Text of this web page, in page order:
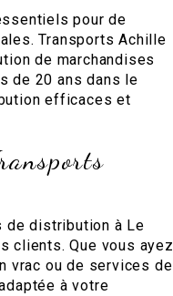
pour de
Transports Achille
de marchandises
de 20 ans dans le
efficaces et
de distribution à Le
clients. Que vous ayez
vrac ou de services de
à votre